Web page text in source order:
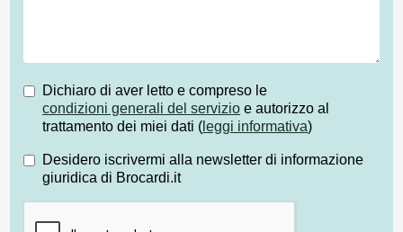
Dichiaro di aver letto e compreso le
condizioni generali del servizio e autorizzo al
trattamento dei miei dati ( leggi informativa)
Desidero iscrivermi alla newsletter di informazione
giuridica di Brocardi.it